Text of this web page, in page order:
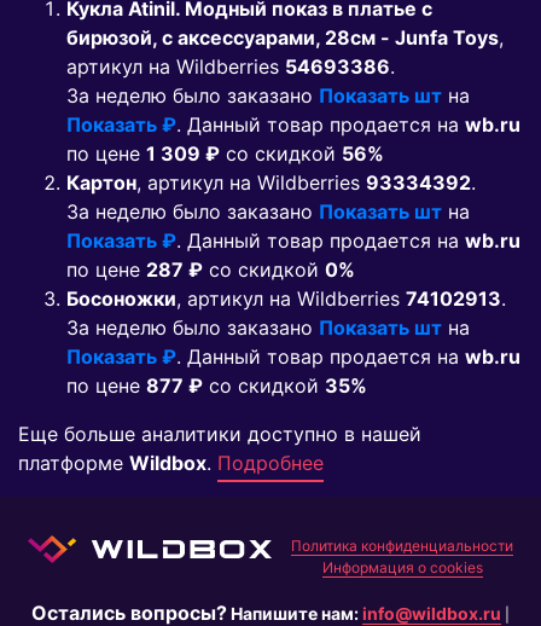
Кукла Atinil. Модный показ в платье с
бирюзой, с аксессуарами, 28см - Junfa Toys,
артикул на Wildberries 54693386.
За неделю было заказано Показать шт на
Показать ₽. Данный товар продается на wb.ru
по цене 1 309 ₽ co скидкой 56%
Картон, артикул на Wildberries 93334392.
За неделю было заказано Показать шт на
Показать ₽. Данный товар продается на wb.ru
по цене 287 ₽ co скидкой 0%
Босоножки, артикул на Wildberries 74102913.
За неделю было заказано Показать шт на
Показать ₽. Данный товар продается на wb.ru
по цене 877 ₽ co скидкой 35%
Еще больше аналитики доступно в нашей
платформе Wildbox. Подробнее
Политика конфиденциальности
Информация о cookies
Остались вопросы?Напишите нам:info@wildbox.ru